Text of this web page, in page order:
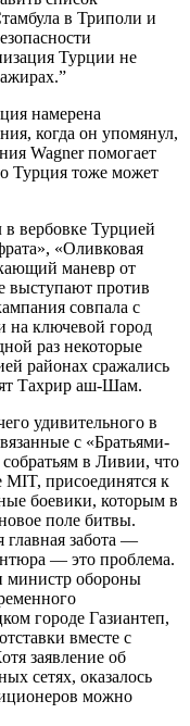
в Триполи и
Турции не
намерена
когда он упомянул,
Wagner помогает
Турция тоже может
вербовке Турцией
«Оливковая
маневр от
выступают против
совпала с
на ключевой город
раз некоторые
районах сражались
Тахрир аш-Шам.
удивительного в
с «Братьями-
в Ливии, что
присоединятся к
боевики, которым в
поле битвы.
забота —
— это проблема.
обороны
городе Газиантеп,
вместе с
заявление об
сетях, оказалось
можно